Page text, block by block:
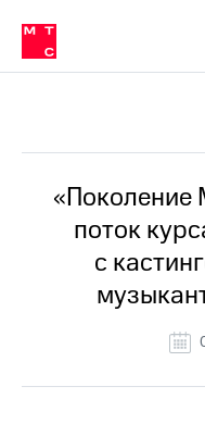
Медиа-центр
и акционерам
Устойчивое развитие
Комплаенс и деловая этика
компании
Карьера
История
компании
Руководство
региона
информация
в МТС
Пресс-
релизы
МТС
о технологиях
«Поколение
поток
с